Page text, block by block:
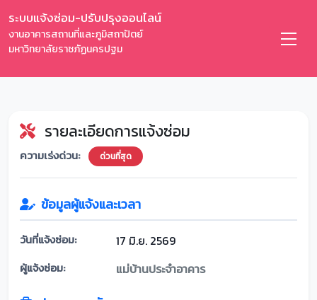
ระบบแจ้งซ่อม-ปรับปรุงออนไลน์
งานอาคารสถานที่และภูมิสถาปัตย์
มหาวิทยาลัยราชภัฏนครปฐม
รายละเอียดการแจ้งซ่อม
ความเร่งด่วน: ด่วนที่สุด
ข้อมูลผู้แจ้งและเวลา
วันที่แจ้งซ่อม: 17 มิ.ย. 2569
ผู้แจ้งซ่อม: แม่บ้านประจำอาคาร